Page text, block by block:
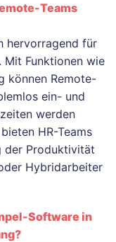
Teams
hervorragend für
Mit Funktionen wie
können Remote-
ein- und
werden
HR-Teams
der Produktivität
Hybridarbeiter
Software in